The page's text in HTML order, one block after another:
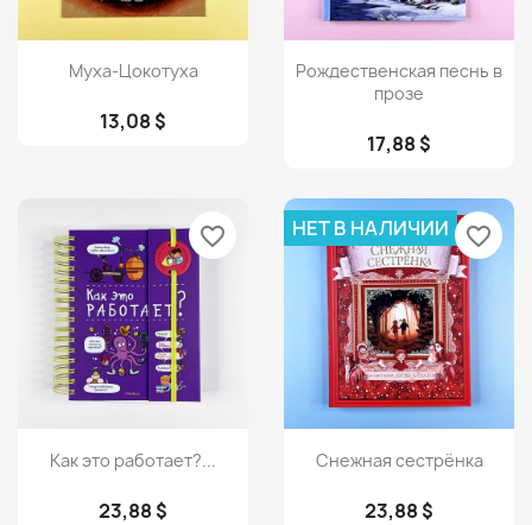
Просмотр
Муха-Цокотуха
13,08 $
Просмотр
Рождественская песнь в
прозе
17,88 $
Просмотр
Как это работает?...
23,88 $
favorite_border
Просмотр
Снежная сестрёнка
23,88 $
НЕТ В НАЛИЧИИ favorite_border